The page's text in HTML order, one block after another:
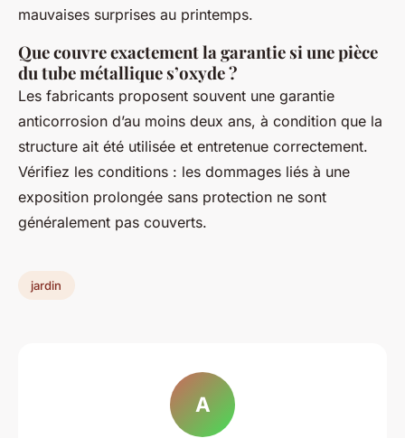
mauvaises surprises au printemps.
Que couvre exactement la garantie si une pièce
du tube métallique s’oxyde ?
Les fabricants proposent souvent une garantie
anticorrosion d’au moins deux ans, à condition que la
structure ait été utilisée et entretenue correctement.
Vérifiez les conditions : les dommages liés à une
exposition prolongée sans protection ne sont
généralement pas couverts.
jardin
A